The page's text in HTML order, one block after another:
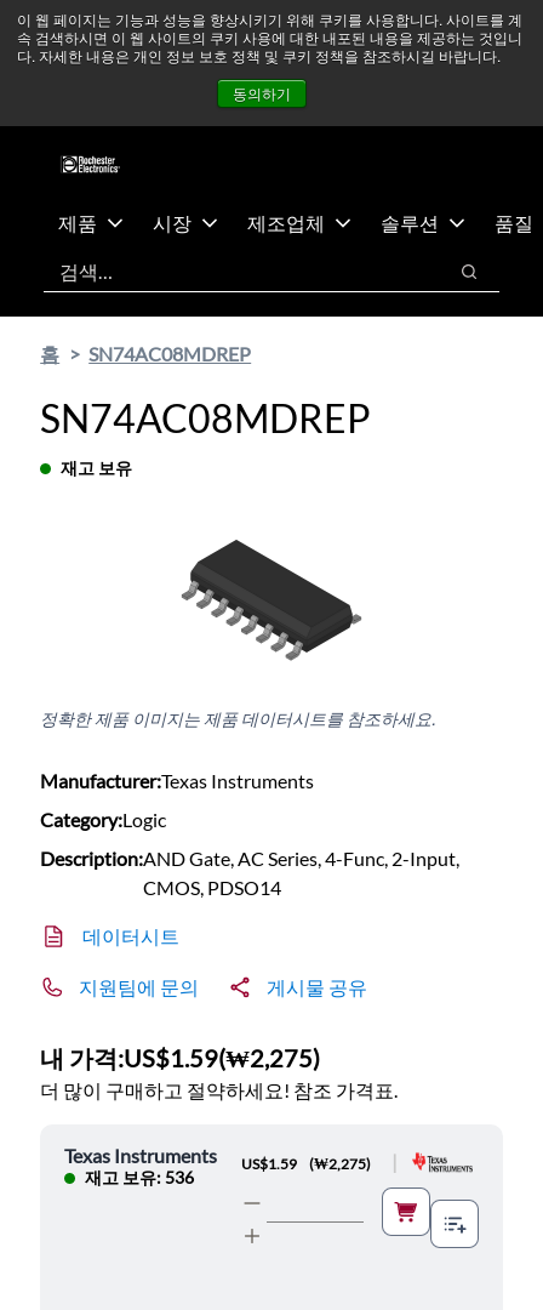
이 웹 페이지는 기능과 성능을 향상시키기 위해 쿠키를 사용합니다. 사이트를 계
속 검색하시면 이 웹 사이트의 쿠키 사용에 대한 내포된 내용을 제공하는 것입니
다. 자세한 내용은 개인 정보 보호 정책 및 쿠키 정책을 참조하시길 바랍니다.
동의하기
츠
건
중동 지역 상황을 지속적으로 주시하고 있으며, 모든 서비스는
정상적으로 운영되고 있습니다. 더 읽어보기 →
뉴스
문의하기
제품 시장 제조업체 솔루션
품질
검색
검색
홈 SN74AC08MDREP
SN74AC08MDREP
재고 보유
정확한 제품 이미지는 제품 데이터시트를 참조하세요.
Manufacturer:Texas Instruments
Category:Logic
Description:AND Gate, AC Series, 4-Func, 2-Input,
CMOS, PDSO14
데이터시트
지원팀에 문의 게시물 공유
내 가격:US$1.59(₩2,275)
더 많이 구매하고 절약하세요! 참조 가격표.
Texas Instruments
재고 보유: 536
US$1.59 (₩2,275)